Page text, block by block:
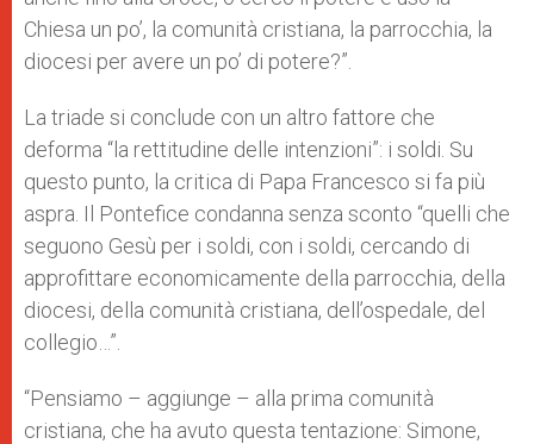
Chiesa un po’, la comunità cristiana, la parrocchia, la
diocesi per avere un po’ di potere?”.
La triade si conclude con un altro fattore che
deforma “la rettitudine delle intenzioni”: i soldi. Su
questo punto, la critica di Papa Francesco si fa più
aspra. Il Pontefice condanna senza sconto “quelli che
seguono Gesù per i soldi, con i soldi, cercando di
approfittare economicamente della parrocchia, della
diocesi, della comunità cristiana, dell’ospedale, del
collegio…”.
“Pensiamo – aggiunge – alla prima comunità
cristiana, che ha avuto questa tentazione: Simone,